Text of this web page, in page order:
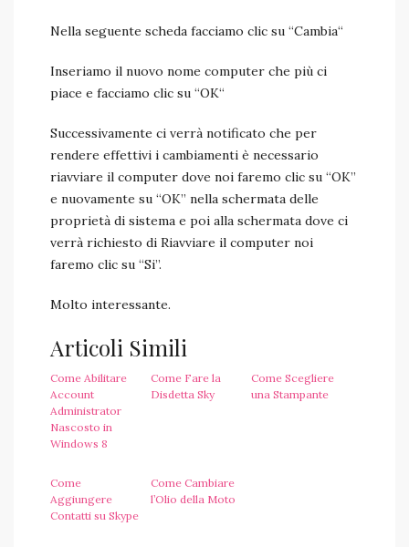
Nella seguente scheda facciamo clic su “Cambia“
Inseriamo il nuovo nome computer che più ci
piace e facciamo clic su “OK“
Successivamente ci verrà notificato che per
rendere effettivi i cambiamenti è necessario
riavviare il computer dove noi faremo clic su “OK”
e nuovamente su “OK” nella schermata delle
proprietà di sistema e poi alla schermata dove ci
verrà richiesto di Riavviare il computer noi
faremo clic su “Si”.
Molto interessante.
Articoli Simili
Come Abilitare
Account
Administrator
Nascosto in
Windows 8
Come Fare la
Disdetta Sky
Come Scegliere
una Stampante
Come
Aggiungere
Contatti su Skype
Come Cambiare
l’Olio della Moto